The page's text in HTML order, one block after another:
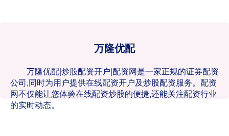
万隆优配
万隆优配|炒股配资开户|配资网是一家正规的证券配资
公司,同时为用户提供在线配资开户及炒股配资服务。配资
网不仅能让您体验在线配资炒股的便捷,还能关注配资行业
的实时动态。